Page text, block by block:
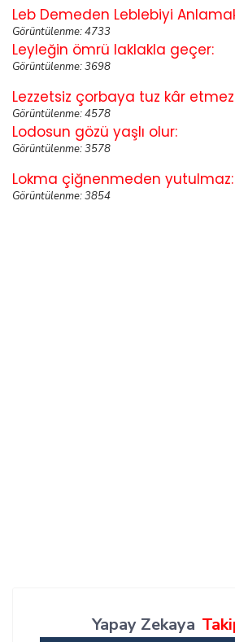
Leb Demeden Leblebiyi
Görüntülenme: 4733
Leyleğin ömrü laklakla geçer:
Görüntülenme: 3698
Lezzetsiz çorbaya tuz kâr
Görüntülenme: 4578
Lodosun gözü yaşlı olur:
Görüntülenme: 3578
Lokma çiğnenmeden yutulmaz:
Görüntülenme: 3854
Yapay Zekaya